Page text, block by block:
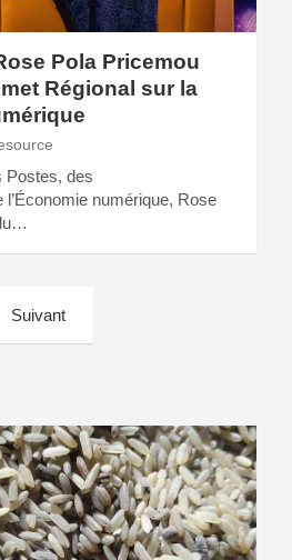
Pola Pricemou
Régional sur la
Postes, des
numérique, Rose
Suivant